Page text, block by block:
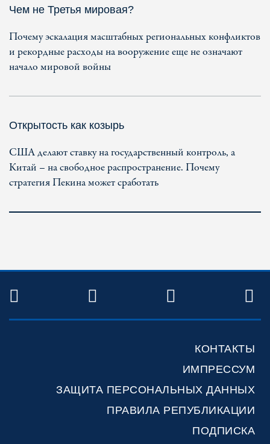
Чем не Третья мировая?
Почему эскалация масштабных региональных конфликтов
и рекордные расходы на вооружение еще не означают
начало мировой войны
Открытость как козырь
США делают ставку на государственный контроль, а
Китай – на свободное распространение. Почему
стратегия Пекина может сработать
TWITTER FACEBOOKYOUTUBE
КОНТАКТЫ
ИМПРЕССУМ
ЗАЩИТА ПЕРСОНАЛЬНЫХ ДАННЫХ
ПРАВИЛА РЕПУБЛИКАЦИИ
ПОДПИСКА